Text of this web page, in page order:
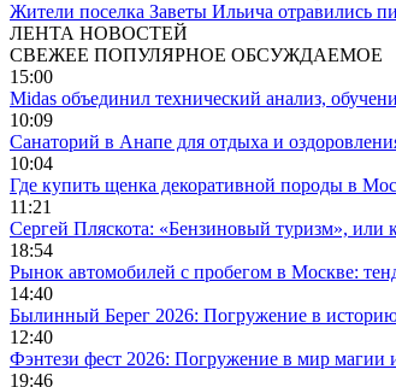
Жители поселка Заветы Ильича отравились
ЛЕНТА НОВОСТЕЙ
СВЕЖЕЕ ПОПУЛЯРНОЕ ОБСУЖДАЕМОЕ
15:00
Midas объединил технический анализ,
10:09
Санаторий в Анапе для отдыха и
10:04
Где купить щенка декоративной породы в
11:21
Сергей Пляскота: «Бензиновый туризм», или
18:54
Рынок автомобилей с пробегом в Москве:
14:40
Былинный Берег 2026: Погружение в
12:40
Фэнтези фест 2026: Погружение в мир магии
19:46